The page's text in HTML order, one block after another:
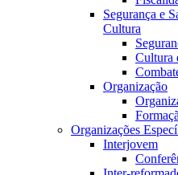
Segurança e
Cultura
Cultura
Organização
Organizações
Interjovem